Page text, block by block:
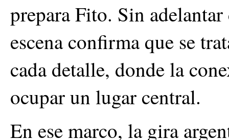
prepara Fito. Sin
escena confirma que se
cada detalle, donde la
ocupar un lugar central.
En ese marco, la gira